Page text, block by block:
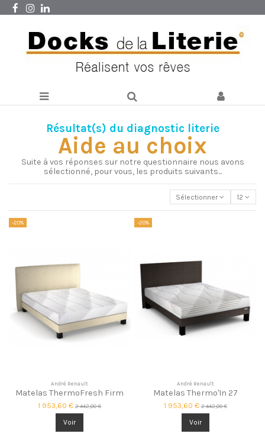
Résultat(s) du diagnostic literie
Aide au choix
Suite à vos réponses sur notre questionnaire nous avons
sélectionné, pour vous, les produits suivants...
Sélectionner 12
-20%
André Renault
Matelas ThermoFresh Firm
1 953,60 € 2 442,00 €
Voir
-20%
André Renault
Matelas Thermo'In 27
1 953,60 € 2 442,00 €
Voir